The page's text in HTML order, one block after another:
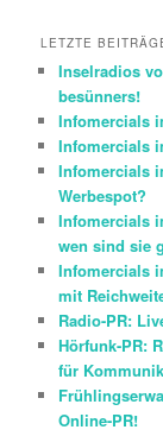
LETZTE
Inselradios
besünners!
Infomercials
Infomercials
Infomercials
Werbespot?
Infomercials
wen sind sie
Infomercials
mit
Radio-PR:
Hörfunk-PR:
für
Online-PR!